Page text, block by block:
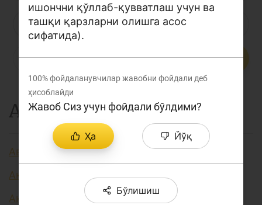
Кенгайтирилган қидирув
Сайт харитаси
Т У Ў Ү Ф
Ц Ч Ш Э Ю Я ...
А
Авторизация
Аккредитив
Активлар
ишончни қўллаб-қувватлаш учун ва
ташқи қарзларни олишга асос
сифатида).
100%фойдаланувчилар жавобни фойдали деб
ҳисоблайди
Жавоб Сиз учун фойдали бўлдими?
Ҳа Йўқ
Бўлишиш